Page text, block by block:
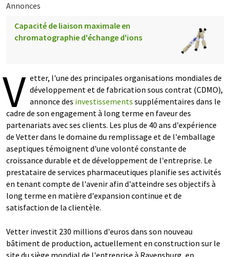
Annonces
Capacité de liaison maximale en
chromatographie d'échange d'ions
V etter, l'une des principales organisations mondiales de
développement et de fabrication sous contrat (CDMO),
annonce des investissements supplémentaires dans le
cadre de son engagement à long terme en faveur des
partenariats avec ses clients. Les plus de 40 ans d'expérience
de Vetter dans le domaine du remplissage et de l'emballage
aseptiques témoignent d'une volonté constante de
croissance durable et de développement de l'entreprise. Le
prestataire de services pharmaceutiques planifie ses activités
en tenant compte de l'avenir afin d'atteindre ses objectifs à
long terme en matière d'expansion continue et de
satisfaction de la clientèle.
Vetter investit 230 millions d'euros dans son nouveau
bâtiment de production, actuellement en construction sur le
site du siège mondial de l'entreprise à Ravensburg, en